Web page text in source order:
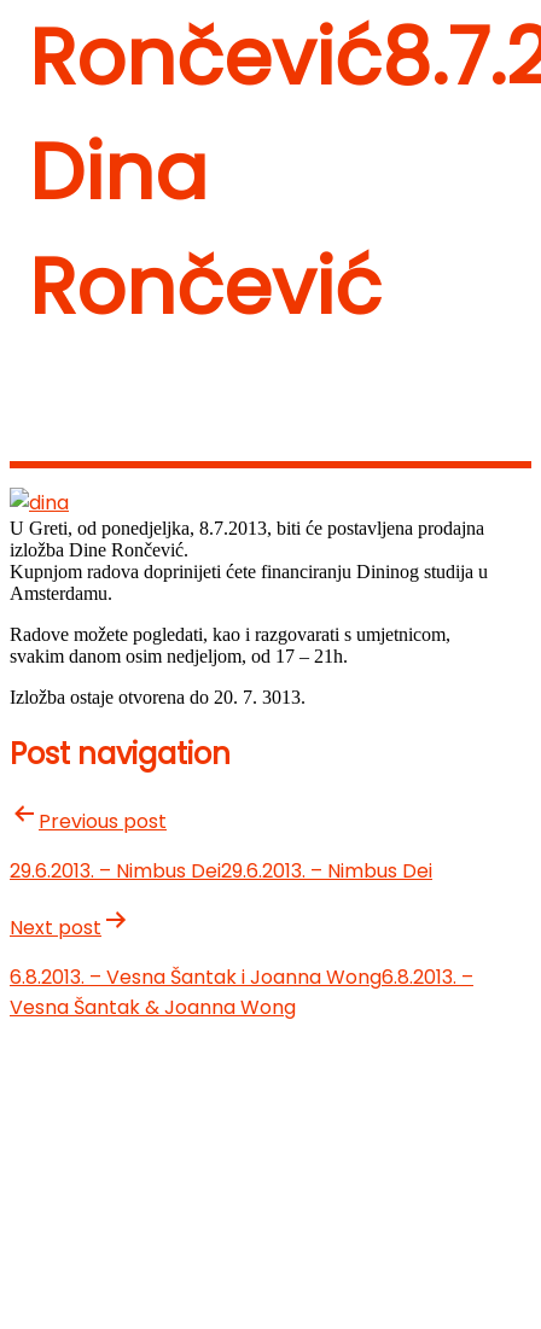
Rončević
Dina
Rončević
U Greti, od ponedjeljka, 8.7.2013, biti će postavljena prodajna
izložba Dine Rončević.
Kupnjom radova doprinijeti ćete financiranju Dininog studija u
Amsterdamu.
Radove možete pogledati, kao i razgovarati s umjetnicom,
svakim danom osim nedjeljom, od 17 – 21h.
Izložba ostaje otvorena do 20. 7. 3013.
Post navigation
Previous post
29.6.2013. – Nimbus Dei29.6.2013. – Nimbus Dei
Next post
6.8.2013. – Vesna Šantak i Joanna Wong6.8.2013. –
Vesna Šantak & Joanna Wong